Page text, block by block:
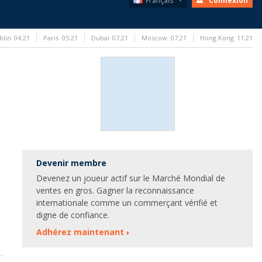
Devenir membre
Devenez un joueur actif sur le Marché Mondial de
ventes en gros. Gagner la reconnaissance
internationale comme un commerçant vérifié et
digne de confiance.
Adhérez maintenant
04:21 Paris 05:21 Dubai 07:21 Moscow 07:21 Hong Kong 11:21